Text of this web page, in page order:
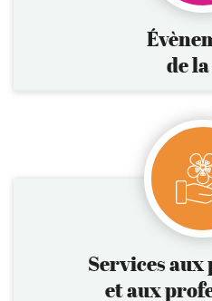
de
Services
et aux